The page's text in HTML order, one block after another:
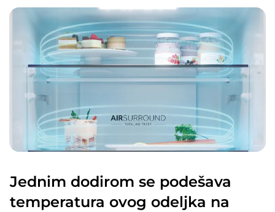
Jednim dodirom se podešava
temperatura ovog odeljka na